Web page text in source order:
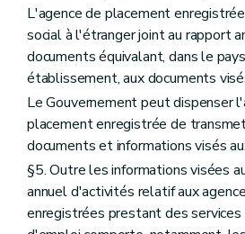
L'agence de placement
social à l'étranger joint au rapport
documents équivalant, dans le
établissement, aux documents
Le Gouvernement peut dispenser
placement enregistrée de
documents et informations visés
§5. Outre les informations visées
annuel d'activités relatif aux
enregistrées prestant des services